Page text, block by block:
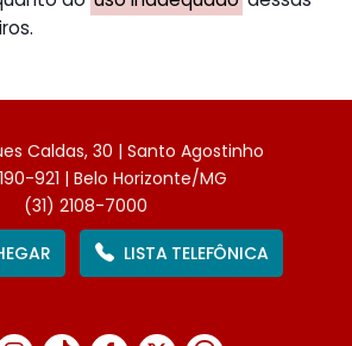
Caldas, 30 | Santo Agostinho
921 | Belo Horizonte/MG
(31) 2108-7000
LISTA TELEFÔNICA